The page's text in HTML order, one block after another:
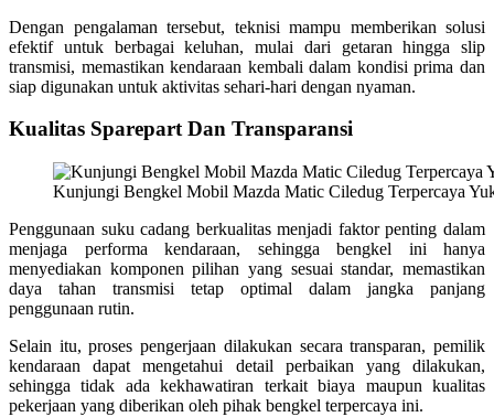
Dengan pengalaman tersebut, teknisi mampu memberikan solusi
efektif untuk berbagai keluhan, mulai dari getaran hingga slip
transmisi, memastikan kendaraan kembali dalam kondisi prima dan
siap digunakan untuk aktivitas sehari-hari dengan nyaman.
Kualitas Sparepart Dan Transparansi
Kunjungi Bengkel Mobil Mazda Matic Ciledug Terpercaya
Penggunaan suku cadang berkualitas menjadi faktor penting dalam
menjaga performa kendaraan, sehingga bengkel ini hanya
menyediakan komponen pilihan yang sesuai standar, memastikan
daya tahan transmisi tetap optimal dalam jangka panjang
penggunaan rutin.
Selain itu, proses pengerjaan dilakukan secara transparan, pemilik
kendaraan dapat mengetahui detail perbaikan yang dilakukan,
sehingga tidak ada kekhawatiran terkait biaya maupun kualitas
pekerjaan yang diberikan oleh pihak bengkel terpercaya ini.